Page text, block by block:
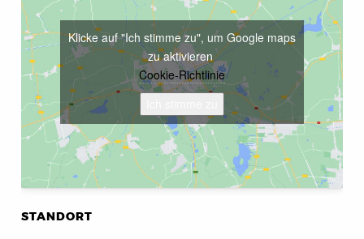
STANDORT
Klicke auf "Ich stimme zu", um Google maps
zu aktivieren
Cookie-Richtlinie